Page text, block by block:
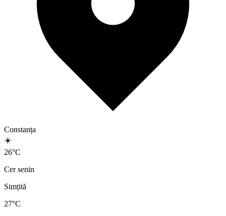
Constanța
☀️
26°C
Cer senin
Simțită
27°C